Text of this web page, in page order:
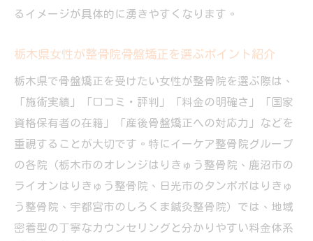
るイメージが具体的に湧きやすくなります。
栃木県女性が整骨院骨盤矯正を選ぶポイント紹介
栃木県で骨盤矯正を受けたい女性が整骨院を選ぶ際は、
「施術実績」「口コミ・評判」「料金の明確さ」「国家
資格保有者の在籍」「産後骨盤矯正への対応力」などを
重視することが大切です。特にイーケア整骨院グループ
の各院（栃木市のオレンジはりきゅう整骨院、鹿沼市の
ライオンはりきゅう整骨院、日光市のタンポポはりきゅ
う整骨院、宇都宮市のしろくま鍼灸整骨院）では、地域
密着型の丁寧なカウンセリングと分かりやすい料金体系